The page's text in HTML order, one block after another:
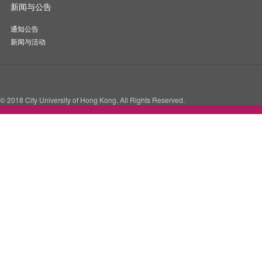
新闻与公告
通知公告
新闻与活动
© 2018 City University of Hong Kong. All Rights Reserved.